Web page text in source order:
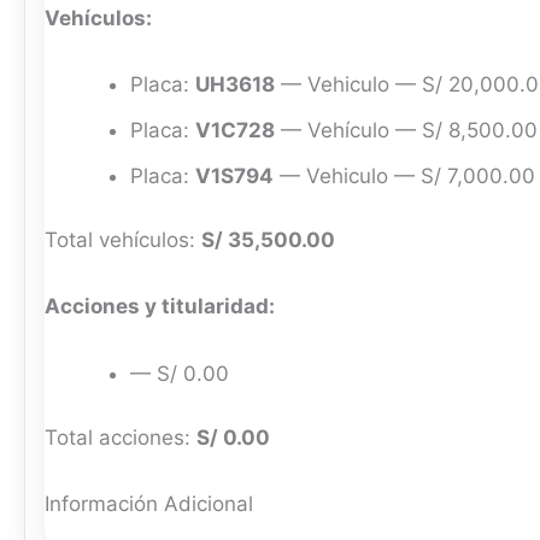
Vehículos:
Placa: UH3618 — Vehiculo — S/
Placa: V1C728 — Vehículo — S/ 8,500.00
Placa: V1S794 — Vehiculo — S/ 7,000.00
Total vehículos: S/ 35,500.00
Acciones y titularidad:
— S/ 0.00
Total acciones: S/ 0.00
Información Adicional